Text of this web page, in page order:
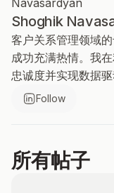
Shoghik
客户关系管理领域
成功充满热情。我
忠诚度并实现数据
Follow
所有帖子